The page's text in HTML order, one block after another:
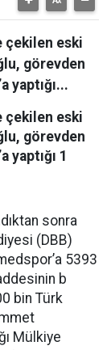
çekilen eski
görevden
yaptığı...
çekilen eski
görevden
yaptığı 1
sonra
(DBB)
5393
b
bin Türk
Mülkiye